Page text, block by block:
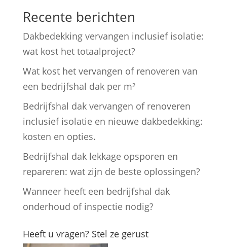
Recente berichten
Dakbedekking vervangen inclusief isolatie:
wat kost het totaalproject?
Wat kost het vervangen of renoveren van
een bedrijfshal dak per m²
Bedrijfshal dak vervangen of renoveren
inclusief isolatie en nieuwe dakbedekking:
kosten en opties.
Bedrijfshal dak lekkage opsporen en
repareren: wat zijn de beste oplossingen?
Wanneer heeft een bedrijfshal dak
onderhoud of inspectie nodig?
Heeft u vragen? Stel ze gerust